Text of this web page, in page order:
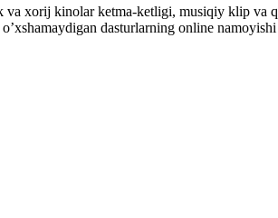
xorij kinolar ketma-ketligi, musiqiy klip va
dasturlarning online